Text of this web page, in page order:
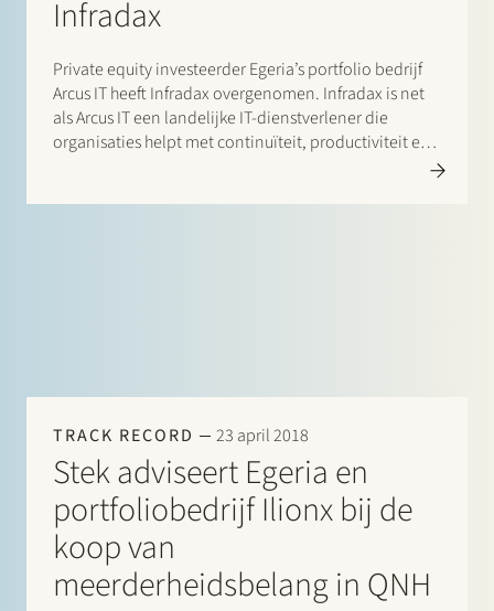
Infradax
Private equity investeerder Egeria’s portfolio bedrijf
Arcus IT heeft Infradax overgenomen. Infradax is net
als Arcus IT een landelijke IT-dienstverlener die
organisaties helpt met continuïteit, productiviteit en
vernieuwing door inzet van IT. Stek adviseerde Egeria
TRACK RECORD 23 april 2018
Stek adviseert Egeria en
portfoliobedrijf Ilionx bij de
koop van
meerderheidsbelang in QNH